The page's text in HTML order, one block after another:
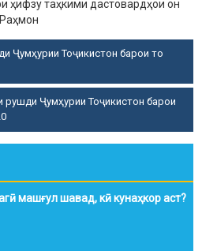
ҳифзу таҳкими дастовардҳои он
Ҷумҳурии Тоҷикистон барои то
рушди Ҷумҳурии Тоҷикистон барои
машғул шавад, кӣ кунаҳкор аст?